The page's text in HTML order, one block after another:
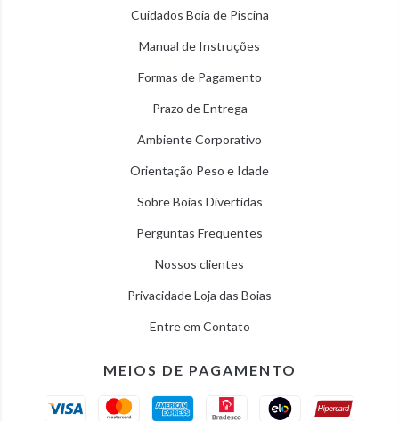
Cuidados Boia de Piscina
Manual de Instruções
Formas de Pagamento
Prazo de Entrega
Ambiente Corporativo
Orientação Peso e Idade
Sobre Boias Divertidas
Perguntas Frequentes
Nossos clientes
Privacidade Loja das Boias
Entre em Contato
MEIOS DE PAGAMENTO